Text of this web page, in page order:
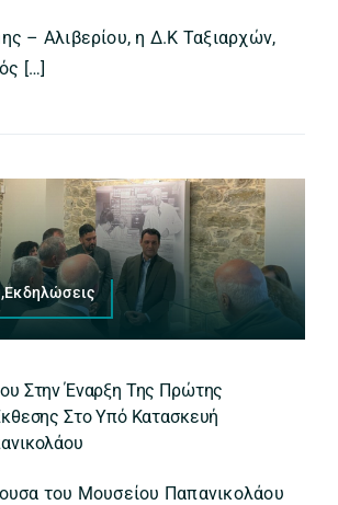
– Αλιβερίου, η Δ.Κ Ταξιαρχών,
[…]
Στην Έναρξη Της Πρώτης
Στο Υπό Κατασκευή
του Μουσείου Παπανικολάου